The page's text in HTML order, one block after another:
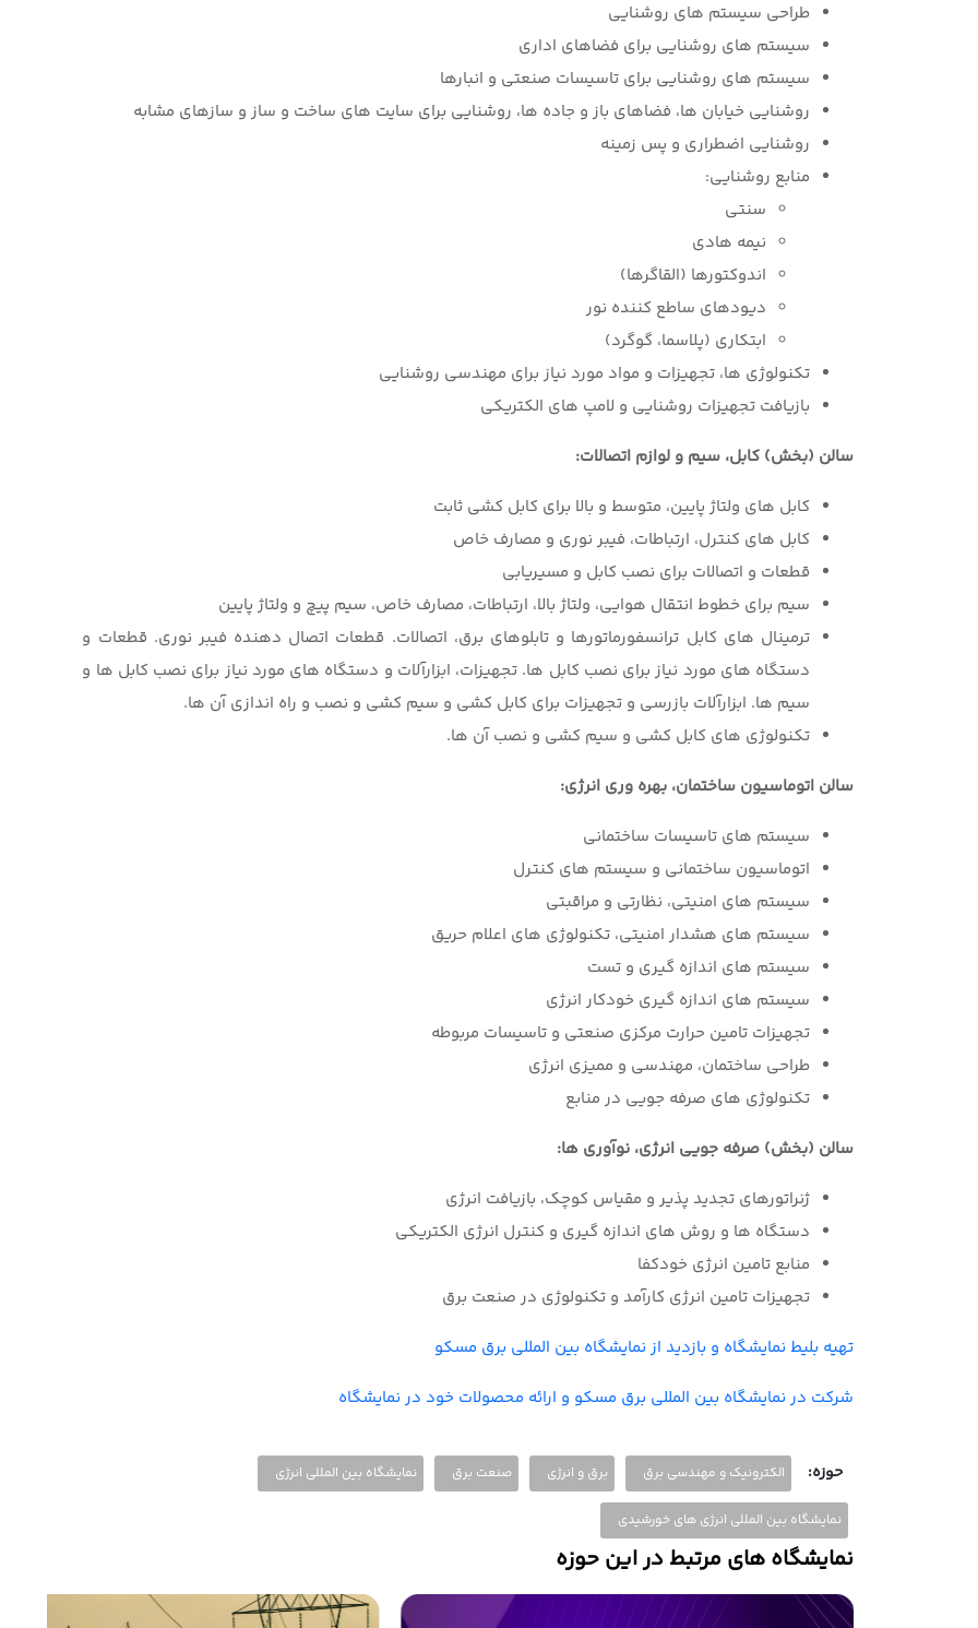
طراحی سیستم های روشنایی
سیستم های روشنایی برای فضاهای اداری
سیستم های روشنایی برای تاسیسات صنعتی و انبارها
روشنایی خیابان ها، فضاهای باز و جاده ها، روشنایی برای سایت های ساخت و ساز و سازهای مشابه
روشنایی اضطراری و پس زمینه
منابع روشنایی:
سنتی
نیمه هادی
اندوکتورها (القاگرها)
دیودهای ساطع کننده نور
ابتکاری (پلاسما، گوگرد)
تکنولوژی ها، تجهیزات و مواد مورد نیاز برای مهندسی روشنایی
بازیافت تجهیزات روشنایی و لامپ های الکتریکی
سالن (بخش) کابل، سیم و لوازم اتصالات:
کابل های ولتاژ پایین، متوسط و بالا برای کابل کشی ثابت
کابل های کنترل، ارتباطات، فیبر نوری و مصارف خاص
قطعات و اتصالات برای نصب کابل و مسیریابی
سیم برای خطوط انتقال هوایی، ولتاژ بالا، ارتباطات، مصارف خاص، سیم پیچ و ولتاژ پایین
ترمینال های کابل ترانسفورماتورها و تابلوهای برق، اتصالات. قطعات اتصال دهنده فیبر نوری. قطعات و
دستگاه های مورد نیاز برای نصب کابل ها. تجهیزات، ابزارآلات و دستگاه های مورد نیاز برای نصب کابل ها و
سیم ها. ابزارآلات بازرسی و تجهیزات برای کابل کشی و سیم کشی و نصب و راه اندازی آن ها.
تکنولوژی های کابل کشی و سیم کشی و نصب آن ها.
سالن اتوماسیون ساختمان، بهره وری انرژی:
سیستم های تاسیسات ساختمانی
اتوماسیون ساختمانی و سیستم های کنترل
سیستم های امنیتی، نظارتی و مراقبتی
سیستم های هشدار امنیتی، تکنولوژی های اعلام حریق
سیستم های اندازه گیری و تست
سیستم های اندازه گیری خودکار انرژی
تجهیزات تامین حرارت مرکزی صنعتی و تاسیسات مربوطه
طراحی ساختمان، مهندسی و ممیزی انرژی
تکنولوژی های صرفه جویی در منابع
سالن (بخش) صرفه جویی انرژی، نوآوری ها:
ژنراتورهای تجدید پذیر و مقیاس کوچک، بازیافت انرژی
دستگاه ها و روش های اندازه گیری و کنترل انرژی الکتریکی
منابع تامین انرژی خودکفا
تجهیزات تامین انرژی کارآمد و تکنولوژی در صنعت برق
تهیه بلیط نمایشگاه و بازدید از نمایشگاه بین المللی برق مسکو
شرکت در نمایشگاه بین المللی برق مسکو و ارائه محصولات خود در نمایشگاه
حوزه: الکترونیک و مهندسی برق برق و انرژی صنعت برق نمایشگاه بین المللی انرژی
نمایشگاه بین المللی انرژی های خورشیدی
نمایشگاه های مرتبط در این حوزه